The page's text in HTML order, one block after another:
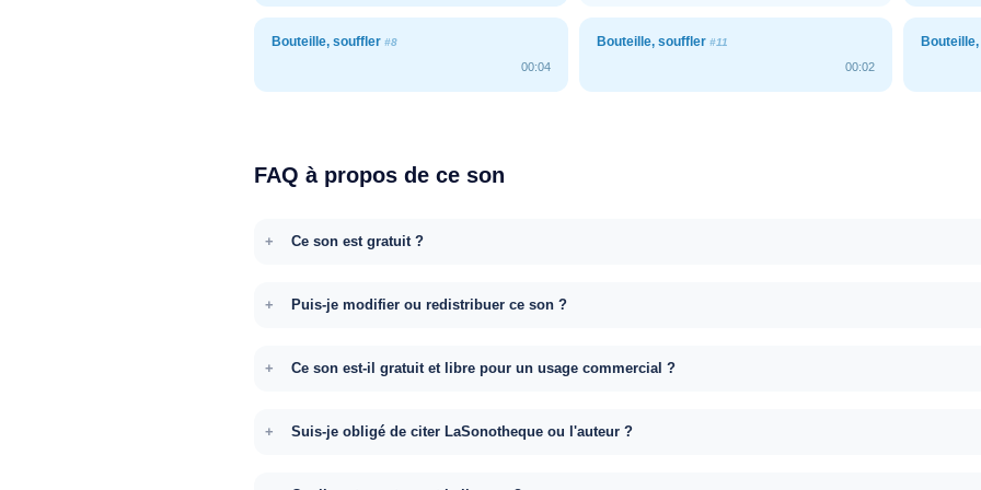
Bouteille, souffler #8
00:04
Bouteille, souffler #11
00:02
FAQ à propos de ce son
Ce son est gratuit ?
Puis-je modifier ou redistribuer ce son ?
Ce son est-il gratuit et libre pour un usage commercial ?
Suis-je obligé de citer LaSonotheque ou l'auteur ?